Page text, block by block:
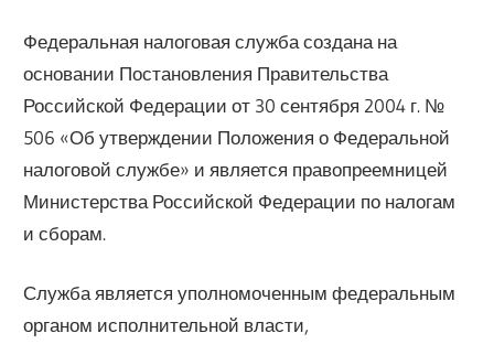
Федеральная налоговая служба создана на
основании Постановления Правительства
Российской Федерации от 30 сентября 2004 г. №
506 «Об утверждении Положения о Федеральной
налоговой службе» и является правопреемницей
Министерства Российской Федерации по налогам
и сборам.
Служба является уполномоченным федеральным
органом исполнительной власти,